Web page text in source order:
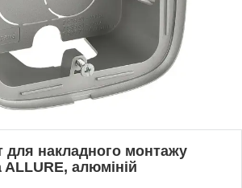
для накладного монтажу
алюміній